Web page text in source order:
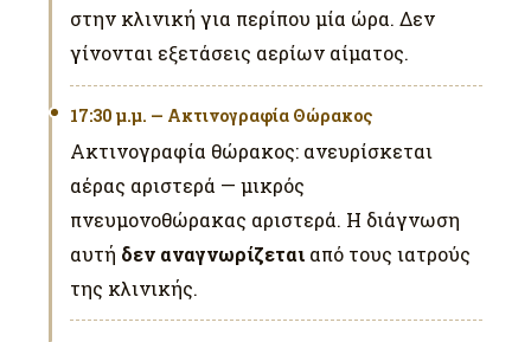
στην κλινική για περίπου μία ώρα. Δεν
γίνονται εξετάσεις αερίων αίματος.
17:30 μ.μ. — Ακτινογραφία Θώρακος
Ακτινογραφία θώρακος: ανευρίσκεται
αέρας αριστερά — μικρός
πνευμονοθώρακας αριστερά. Η διάγνωση
αυτή δεν αναγνωρίζεται από τους ιατρούς
της κλινικής.